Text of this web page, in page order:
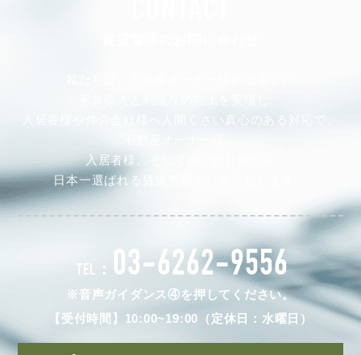
入居者様や仲介会社様へ人間くさい真心のある対応で、
入居者様、そして仲介会社様から
日本一選ばれる賃貸管理会社を目指します。
TEL： 03-6262-9556
※音声ガイダンス④を押してください。
【受付時間】10:00~19:00（定休日：水曜日）